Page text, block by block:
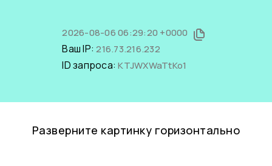
2026-08-06 06:29:20 +0000
Ваш IP:216.73.216.232
ID запроса:KTJWXWaTtKo1
Разверните картинку горизонтально